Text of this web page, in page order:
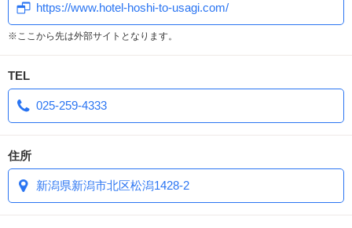
https://www.hotel-hoshi-to-usagi.com/
※ここから先は外部サイトとなります。
TEL
025-259-4333
住所
新潟県新潟市北区松潟1428-2